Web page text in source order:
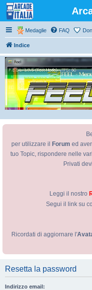
Medaglie FAQ
Indice
per utilizzare il
Forum ed
tuo Topic, rispondere nelle
Privati
Leggi il nostro
Segui il link su
Ricordati di aggiornare l'
Resetta la password
Indirizzo email: